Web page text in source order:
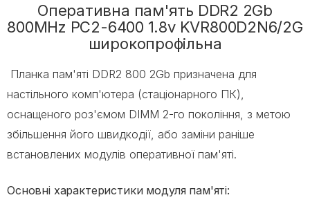
Оперативна пам'ять DDR2 2Gb
800MHz PC2-6400 1.8v KVR800D2N6/2G
широкопрофільна
Планка пам'яті DDR2 800 2Gb призначена для
настільного комп'ютера (стаціонарного ПК),
оснащеного роз'ємом DIMM 2-го покоління, з метою
збільшення його швидкодії, або заміни раніше
встановлених модулів оперативної пам'яті.
Основні характеристики модуля пам'яті: